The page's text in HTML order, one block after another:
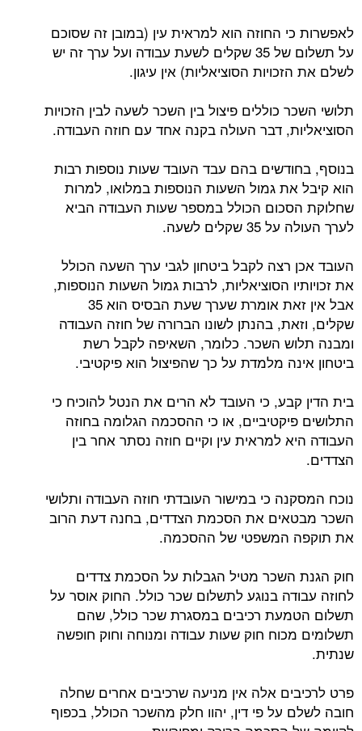
לאפשרות כי החוזה הוא למראית עין (במובן זה שסוכם
על תשלום של 35 שקלים לשעת עבודה ועל ערך זה יש
לשלם את הזכויות הסוציאליות) אין עיגון.
תלושי השכר כוללים פיצול בין השכר לשעה לבין הזכויות
הסוציאליות, דבר העולה בקנה אחד עם חוזה העבודה.
בנוסף, בחודשים בהם עבד העובד שעות נוספות רבות
הוא קיבל את גמול השעות הנוספות במלואו, למרות
שחלוקת הסכום הכולל במספר שעות העבודה הביא
לערך העולה על 35 שקלים לשעה.
העובד אכן רצה לקבל ביטחון לגבי ערך השעה הכולל
את זכויותיו הסוציאליות, לרבות גמול השעות הנוספות,
אבל אין זאת אומרת שערך שעת הבסיס הוא 35
שקלים, וזאת, בהנתן לשונו הברורה של חוזה העבודה
ומבנה תלוש השכר. כלומר, השאיפה לקבל רשת
ביטחון אינה מלמדת על כך שהפיצול הוא פיקטיבי.
בית הדין קבע, כי העובד לא הרים את הנטל להוכיח כי
התלושים פיקטיביים, או כי ההסכמה הגלומה בחוזה
העבודה היא למראית עין וקיים חוזה נסתר אחר בין
הצדדים.
נוכח המסקנה כי במישור העובדתי חוזה העבודה ותלושי
השכר מבטאים את הסכמת הצדדים, בחנה דעת הרוב
את תוקפה המשפטי של ההסכמה.
חוק הגנת השכר מטיל הגבלות על הסכמת צדדים
לחוזה עבודה בנוגע לתשלום שכר כולל. החוק אוסר על
תשלום הטמעת רכיבים במסגרת שכר כולל, שהם
תשלומים מכוח חוק שעות עבודה ומנוחה וחוק חופשה
שנתית.
פרט לרכיבים אלה אין מניעה שרכיבים אחרים שחלה
חובה לשלם על פי דין, יהוו חלק מהשכר הכולל, בכפוף